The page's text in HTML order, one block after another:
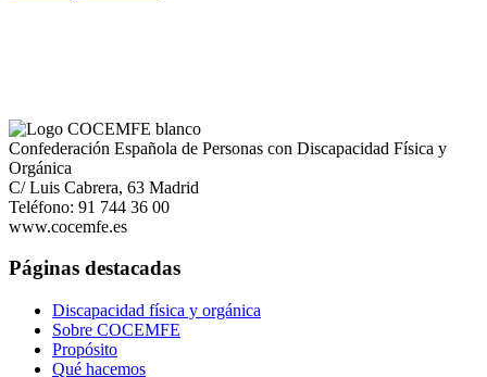
Confederación Española de Personas con Discapacidad Física y
Orgánica
C/ Luis Cabrera, 63 Madrid
Teléfono: 91 744 36 00
www.cocemfe.es
Páginas destacadas
Discapacidad física y orgánica
Sobre COCEMFE
Propósito
Qué hacemos